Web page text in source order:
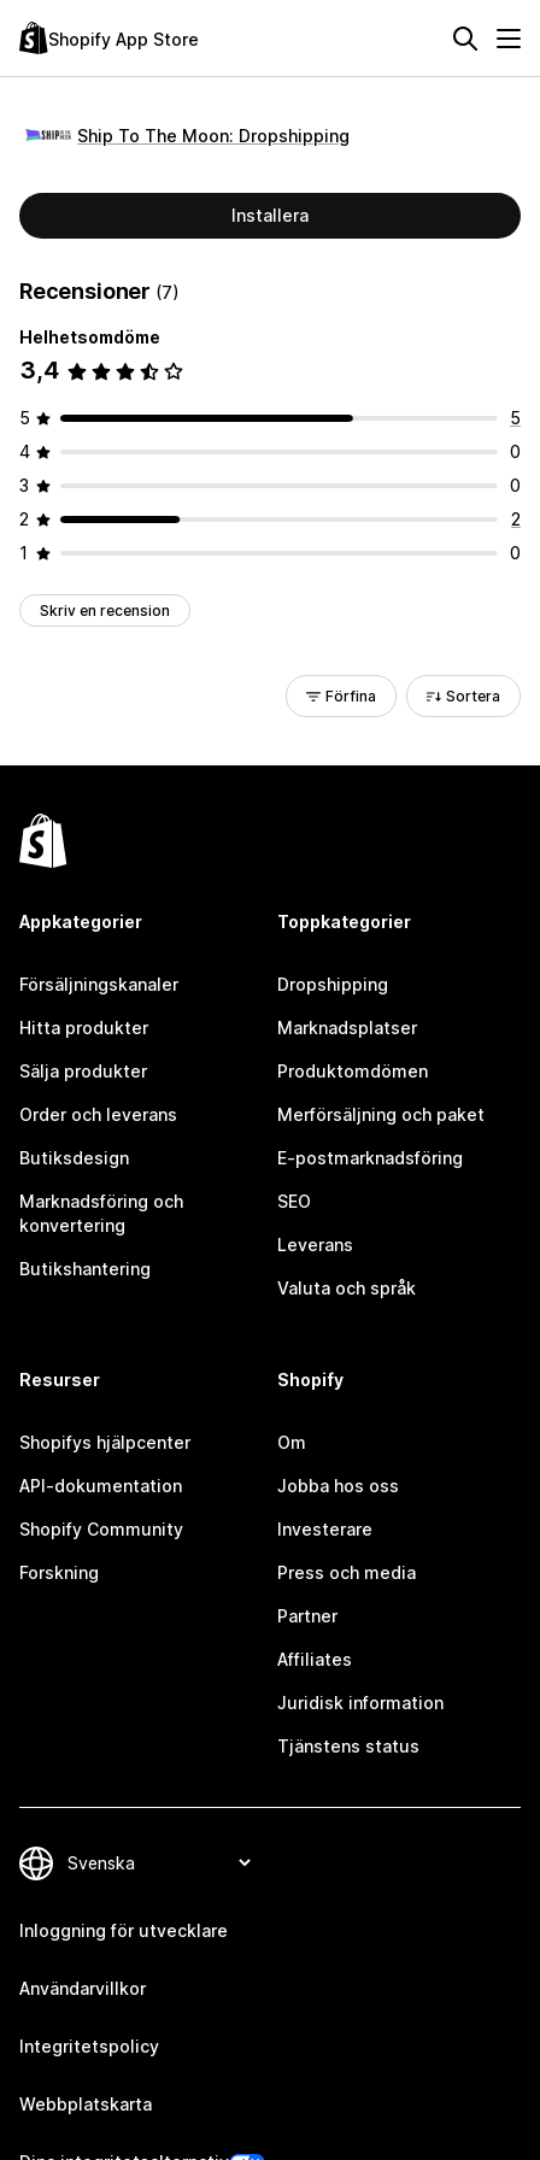
Shopify App Store
Ship To The Moon: Dropshipping
Installera
Recensioner (7)
Helhetsomdöme
3,4
5
5
4
0
3
0
2
2
1
0
Skriv en recension
Förfina Sortera
Appkategorier
Försäljningskanaler
Hitta produkter
Sälja produkter
Order och leverans
Butiksdesign
Marknadsföring och
konvertering
Butikshantering
Toppkategorier
Dropshipping
Marknadsplatser
Produktomdömen
Merförsäljning och paket
E-postmarknadsföring
SEO
Leverans
Valuta och språk
Resurser
Shopifys hjälpcenter
API-dokumentation
Shopify Community
Forskning
Shopify
Om
Jobba hos oss
Investerare
Press och media
Partner
Affiliates
Juridisk information
Tjänstens status
Inloggning för utvecklare
Användarvillkor
Integritetspolicy
Webbplatskarta